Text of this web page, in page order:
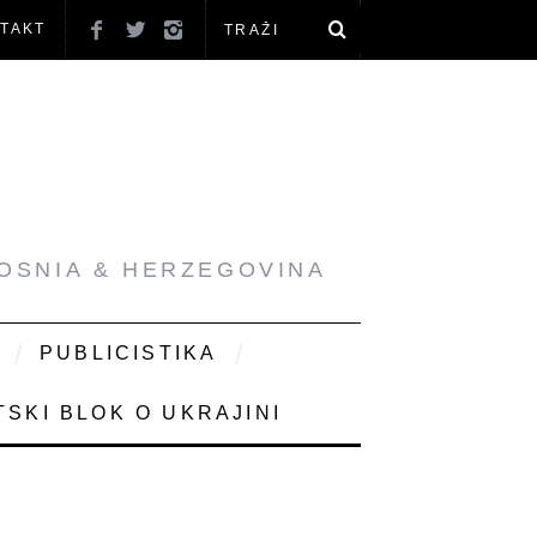
& HERZEGOVINA
PUBLICISTIKA
BLOK O UKRAJINI